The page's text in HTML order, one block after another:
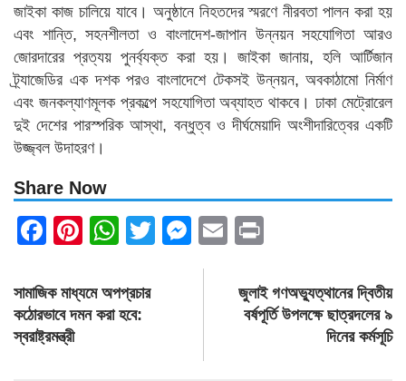
জাইকা কাজ চালিয়ে যাবে। অনুষ্ঠানে নিহতদের স্মরণে নীরবতা পালন করা হয়
এবং শান্তি, সহনশীলতা ও বাংলাদেশ-জাপান উন্নয়ন সহযোগিতা আরও
জোরদারের প্রত্যয় পুনর্ব্যক্ত করা হয়। জাইকা জানায়, হলি আর্টিজান
ট্র্যাজেডির এক দশক পরও বাংলাদেশে টেকসই উন্নয়ন, অবকাঠামো নির্মাণ
এবং জনকল্যাণমূলক প্রকল্পে সহযোগিতা অব্যাহত থাকবে। ঢাকা মেট্রোরেল
দুই দেশের পারস্পরিক আস্থা, বন্ধুত্ব ও দীর্ঘমেয়াদি অংশীদারিত্বের একটি
উজ্জ্বল উদাহরণ।
Share Now
Facebook
Pinterest
WhatsApp
TwitterMessenger
Email
Post
navigation
সামাজিক মাধ্যমে অপপ্রচার
কঠোরভাবে দমন করা হবে:
স্বরাষ্ট্রমন্ত্রী
জুলাই গণঅভ্যুত্থানের দ্বিতীয়
বর্ষপূর্তি উপলক্ষে ছাত্রদলের ৯
দিনের কর্মসূচি